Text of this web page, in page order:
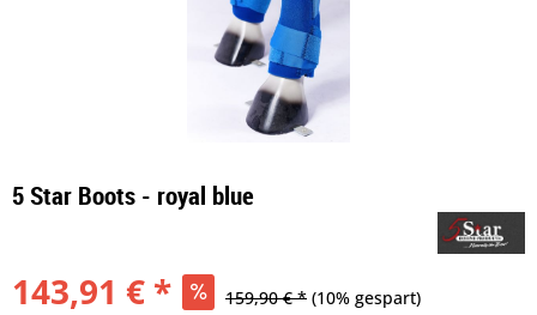
5 Star Boots - royal blue
143,91 € * 159,90 € * (10% gespart)